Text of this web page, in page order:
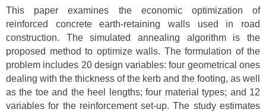
This paper examines the economic optimization of
reinforced concrete earth-retaining walls used in road
construction. The simulated annealing algorithm is the
proposed method to optimize walls. The formulation of the
problem includes 20 design variables: four geometrical ones
dealing with the thickness of the kerb and the footing, as well
as the toe and the heel lengths; four material types; and 12
variables for the reinforcement set-up. The study estimates